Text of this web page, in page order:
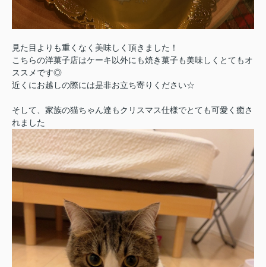
見た目よりも重くなく美味しく頂きました！
こちらの洋菓子店はケーキ以外にも焼き菓子も美味しくとてもオ
ススメです◎
近くにお越しの際には是非お立ち寄りください☆
そして、家族の猫ちゃん達もクリスマス仕様でとても可愛く癒さ
れました